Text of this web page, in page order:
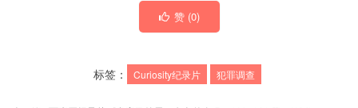
赞 (0)
标签： Curiosity纪录片 犯罪调查